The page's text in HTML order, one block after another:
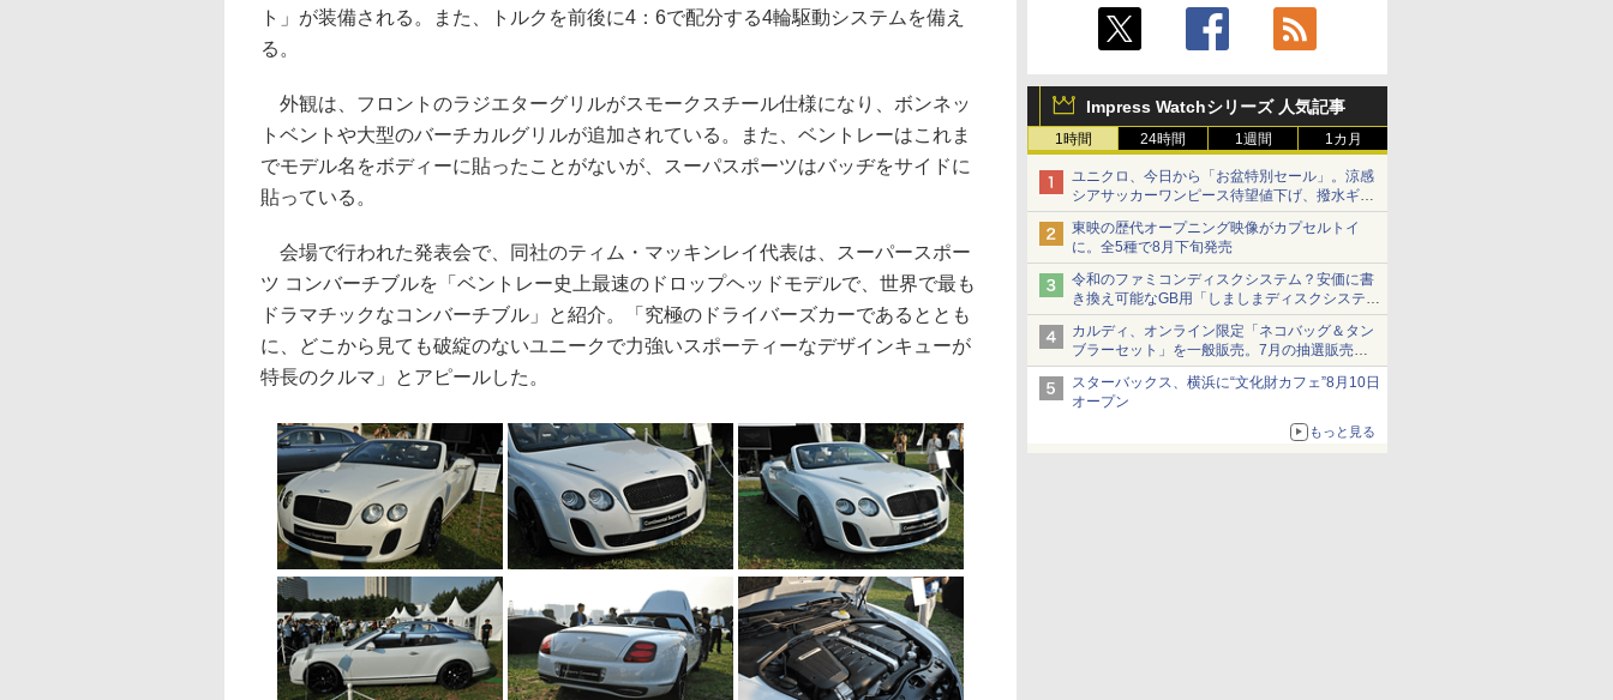
Impress Watchシリーズ 人気記事
1時間 24時間 1週間 1カ月
ユニクロ、今日から「お盆特別セール」。涼感
シアサッカーワンピース待望値下げ、撥水ギア
ショーツは1990円に
東映の歴代オープニング映像がカプセルトイ
に。全5種で8月下旬発売
令和のファミコンディスクシステム？安価に書
き換え可能なGB用「しましまディスクシステ
ム」
カルディ、オンライン限定「ネコバッグ＆タン
ブラーセット」を一般販売。7月の抽選販売の
当選無効分
スターバックス、横浜に“文化財カフェ”8月10日
オープン
もっと見る
ト」が装備される。また、トルクを前後に4：6で配分する4輪駆動システムを備え
る。
外観は、フロントのラジエターグリルがスモークスチール仕様になり、ボンネッ
トベントや大型のバーチカルグリルが追加されている。また、ベントレーはこれま
でモデル名をボディーに貼ったことがないが、スーパスポーツはバッヂをサイドに
貼っている。
会場で行われた発表会で、同社のティム・マッキンレイ代表は、スーパースポー
ツ コンバーチブルを「ベントレー史上最速のドロップヘッドモデルで、世界で最も
ドラマチックなコンバーチブル」と紹介。「究極のドライバーズカーであるととも
に、どこから見ても破綻のないユニークで力強いスポーティーなデザインキューが
特長のクルマ」とアピールした。